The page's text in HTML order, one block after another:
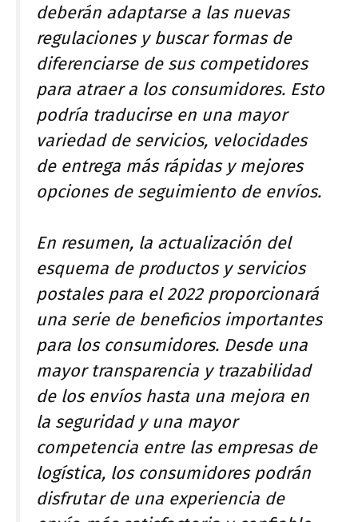
deberán adaptarse a las nuevas
regulaciones y buscar formas de
diferenciarse de sus competidores
para atraer a los consumidores. Esto
podría traducirse en una mayor
variedad de servicios, velocidades
de entrega más rápidas y mejores
opciones de seguimiento de envíos.
En resumen, la actualización del
esquema de productos y servicios
postales para el 2022 proporcionará
una serie de beneficios importantes
para los consumidores. Desde una
mayor transparencia y trazabilidad
de los envíos hasta una mejora en
la seguridad y una mayor
competencia entre las empresas de
logística, los consumidores podrán
disfrutar de una experiencia de